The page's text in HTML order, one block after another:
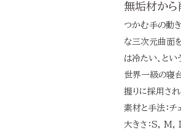
無垢材から
つかむ手の動
な三次元曲面
は冷たい、とい
世界一級の寝
握りに採用さ
素材と手法：チ
大きさ：S, M,